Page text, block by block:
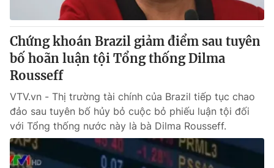
Chứng khoán Brazil giảm điểm sau tuyên
bố hoãn luận tội Tổng thống Dilma
Rousseff
VTV.vn - Thị trường tài chính của Brazil tiếp tục chao
đảo sau tuyên bố hủy bỏ cuộc bỏ phiếu luận tội đối
với Tổng thống nước này là bà Dilma Rousseff.